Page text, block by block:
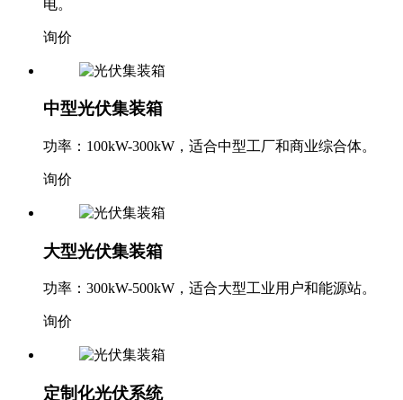
电。
询价
中型光伏集装箱
功率：100kW-300kW，适合中型工厂和商业综合体。
询价
大型光伏集装箱
功率：300kW-500kW，适合大型工业用户和能源站。
询价
定制化光伏系统